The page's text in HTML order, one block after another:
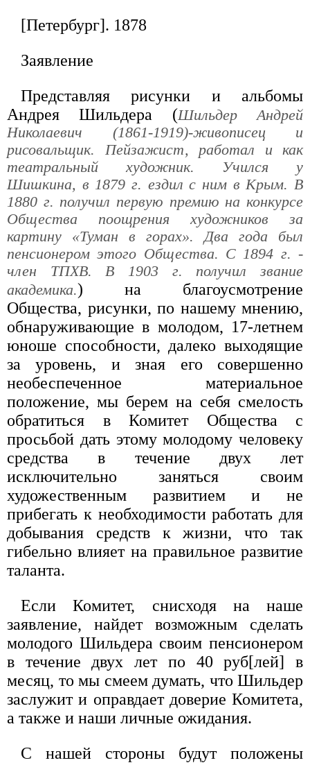
[Петербург]. 1878
Заявление
Представляя рисунки и альбомы
Андрея Шильдера (Шильдер Андрей
Николаевич (1861-1919)-живописец и
рисовальщик. Пейзажист, работал и как
театральный художник. Учился у
Шишкина, в 1879 г. ездил с ним в Крым. В
1880 г. получил первую премию на конкурсе
Общества поощрения художников за
картину «Туман в горах». Два года был
пенсионером этого Общества. С 1894 г. -
член ТПХВ. В 1903 г. получил звание
академика.) на благоусмотрение
Общества, рисунки, по нашему мнению,
обнаруживающие в молодом, 17-летнем
юноше способности, далеко выходящие
за уровень, и зная его совершенно
необеспеченное материальное
положение, мы берем на себя смелость
обратиться в Комитет Общества с
просьбой дать этому молодому человеку
средства в течение двух лет
исключительно заняться своим
художественным развитием и не
прибегать к необходимости работать для
добывания средств к жизни, что так
гибельно влияет на правильное развитие
таланта.
Если Комитет, снисходя на наше
заявление, найдет возможным сделать
молодого Шильдера своим пенсионером
в течение двух лет по 40 руб[лей] в
месяц, то мы смеем думать, что Шильдер
заслужит и оправдает доверие Комитета,
а также и наши личные ожидания.
С нашей стороны будут положены